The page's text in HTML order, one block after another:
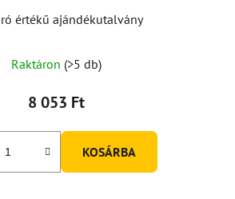
értékű ajándékutalvány
Raktáron (>5 db)
8 053 Ft
KOSÁRBA